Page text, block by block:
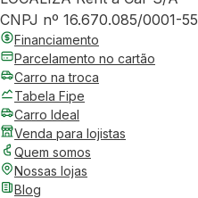
CNPJ nº 16.670.085/0001-55
Financiamento
Parcelamento no cartão
Carro na troca
Tabela Fipe
Carro Ideal
Venda para lojistas
Quem somos
Nossas lojas
Blog